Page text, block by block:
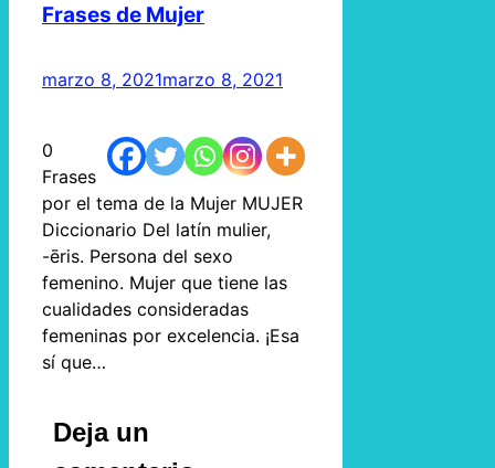
Frases de Mujer
marzo 8, 2021marzo 8, 2021
0
Frases
por el tema de la Mujer MUJER
Diccionario Del latín mulier,
-ēris. Persona del sexo
femenino. Mujer que tiene las
cualidades consideradas
femeninas por excelencia. ¡Esa
sí que…
Deja un